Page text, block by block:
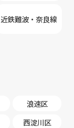
近鉄難波・奈良線
浪速区
西淀川区